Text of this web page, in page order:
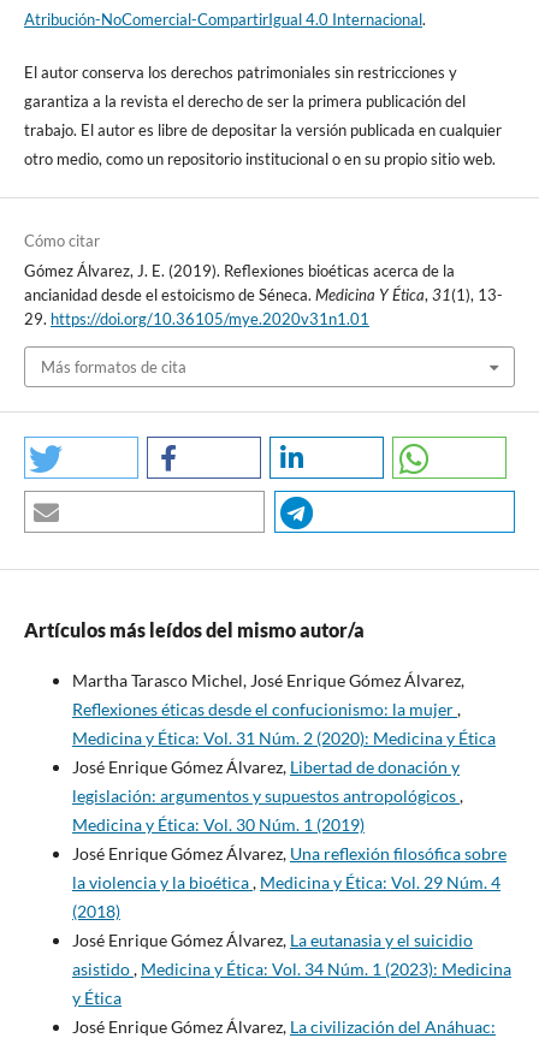
Atribución-NoComercial-CompartirIgual 4.0 Internacional.
El autor conserva los derechos patrimoniales sin restricciones y
garantiza a la revista el derecho de ser la primera publicación del
trabajo. El autor es libre de depositar la versión publicada en cualquier
otro medio, como un repositorio institucional o en su propio sitio web.
Cómo citar
Gómez Álvarez, J. E. (2019). Reflexiones bioéticas acerca de la
ancianidad desde el estoicismo de Séneca. Medicina Y Ética, 31(1), 13-
29. https://doi.org/10.36105/mye.2020v31n1.01
Más formatos de cita
Artículos más leídos del mismo autor/a
Martha Tarasco Michel, José Enrique Gómez Álvarez,
Reflexiones éticas desde el confucionismo: la mujer,
Medicina y Ética: Vol. 31 Núm. 2 (2020): Medicina y Ética
José Enrique Gómez Álvarez, Libertad de donación y
legislación: argumentos y supuestos antropológicos,
Medicina y Ética: Vol. 30 Núm. 1 (2019)
José Enrique Gómez Álvarez, Una reflexión filosófica sobre
la violencia y la bioética, Medicina y Ética: Vol. 29 Núm. 4
(2018)
José Enrique Gómez Álvarez, La eutanasia y el suicidio
asistido, Medicina y Ética: Vol. 34 Núm. 1 (2023): Medicina
y Ética
José Enrique Gómez Álvarez, La civilización del Anáhuac: